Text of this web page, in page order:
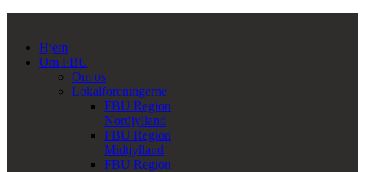
Hjem
Om FBU
Om os
Lokalforeningerne
FBU Region
Nordjylland
FBU Region
Midtjylland
FBU Region